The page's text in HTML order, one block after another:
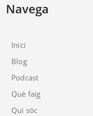
Navega
Inici
Blog
Podcast
Què faig
Qui sóc